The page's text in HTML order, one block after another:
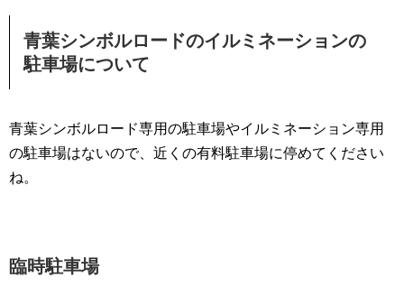
青葉シンボルロードのイルミネーションの
駐車場について
青葉シンボルロード専用の駐車場やイルミネーション専用
の駐車場はないので、近くの有料駐車場に停めてください
ね。
臨時駐車場